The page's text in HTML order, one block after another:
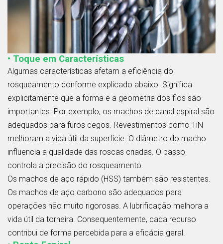
• Toque em Características
Algumas características afetam a eficiência do
rosqueamento conforme explicado abaixo. Significa
explicitamente que a forma e a geometria dos fios são
importantes. Por exemplo, os machos de canal espiral são
adequados para furos cegos. Revestimentos como TiN
melhoram a vida útil da superfície. O diâmetro do macho
influencia a qualidade das roscas criadas. O passo
controla a precisão do rosqueamento.
Os machos de aço rápido (HSS) também são resistentes.
Os machos de aço carbono são adequados para
operações não muito rigorosas. A lubrificação melhora a
vida útil da torneira. Consequentemente, cada recurso
contribui de forma percebida para a eficácia geral.